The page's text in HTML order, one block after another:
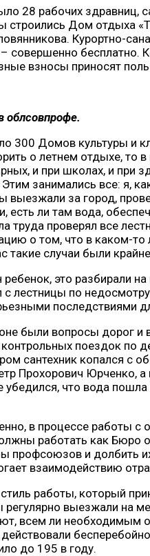
28 рабочих здравниц,
строились Дом отдыха
Курортно-
совершенно бесплатно.
взносы приносят
облсовпрофе.
300 Домов культуры и
о летнем отдыхе, то
и при школах, и при
занимались все: я,
за город,
ли там вода,
труда проверял все
о том, что в каком-то
случаи были
это разбирали
с лестницы по
последствиями
были вопросы дорог
поездок по
сантехник копался с
Прохорович Юрченко,
что вода пошла
в процессе работы
работать как Бюро
профсоюзов и долбить
взаимодействию
работы, который
выезжали на
всем ли необходимым
до 195 в году.